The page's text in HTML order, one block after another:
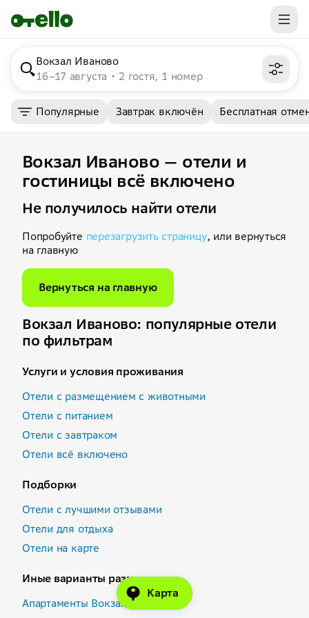
Вокзал Иваново
16–17 августа
2 гостя, 1 номер
Популярные Завтрак включён Бесплатная
Вокзал Иваново — отели и
гостиницы всё включено
Не получилось найти отели
Попробуйте перезагрузить страницу, или вернуться
на главную
Вернуться на главную
Вокзал Иваново: популярные отели
по фильтрам
Услуги и условия проживания
Отели с размещением с животными
Отели с питанием
Отели с завтраком
Отели всё включено
Подборки
Отели с лучшими отзывами
Отели для отдыха
Отели на карте
Иные варианты размещения
Апартаменты Вокзал Иваново
Карта